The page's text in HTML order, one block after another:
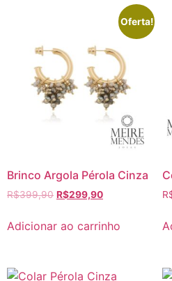
Oferta!
Brinco Argola Pérola Cinza
R$399,90 R$299,90
Adicionar ao carrinho